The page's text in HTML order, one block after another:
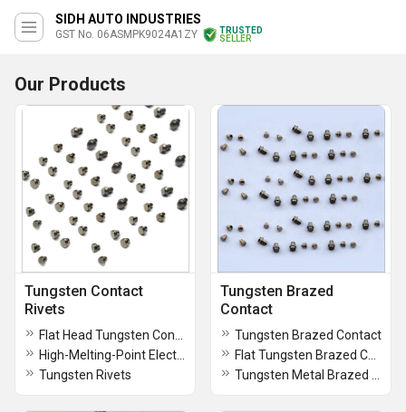
SIDH AUTO INDUSTRIES
GST No. 06ASMPK9024A1ZY
TRUSTED
SELLER
Our Products
Tungsten Contact
Rivets
Tungsten Rivets
Tungsten Brazed
Contact
Tungsten Brazed Contact